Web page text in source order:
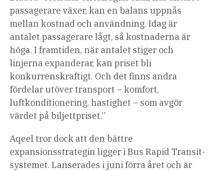
passagerare växer, kan en balans uppnås
mellan kostnad och användning. Idag är
antalet passagerare lågt, så kostnaderna är
höga. I framtiden, när antalet stiger och
linjerna expanderar, kan priset bli
konkurrenskraftigt. Och det finns andra
fördelar utöver transport – komfort,
luftkonditionering, hastighet – som avgör
värdet på biljettpriset.”
Aqeel tror dock att den bättre
expansionsstrategin ligger i Bus Rapid Transit-
systemet. Lanserades i juni förra året och är